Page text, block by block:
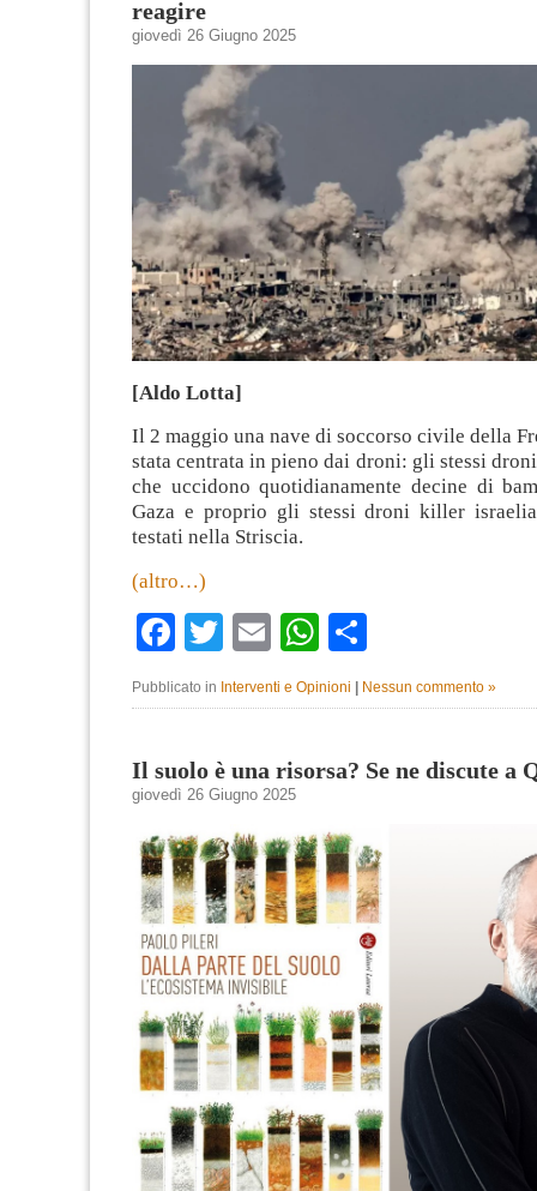
reagire
giovedì 26 Giugno 2025
[Aldo Lotta]
Il 2 maggio una nave di soccorso civile della
stata centrata in pieno dai droni: gli stessi
che uccidono quotidianamente decine di
Gaza e proprio gli stessi droni killer
testati nella Striscia.
(altro…)
Facebook
TwitterEmailWhatsApp
Pubblicato in Interventi e Opinioni | Nessun commento »
Il suolo è una risorsa? Se ne discute a
giovedì 26 Giugno 2025